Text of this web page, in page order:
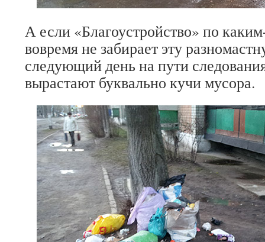
А если «Благоустройство» по
вовремя не забирает эту
следующий день на пути
вырастают буквально кучи мусора.